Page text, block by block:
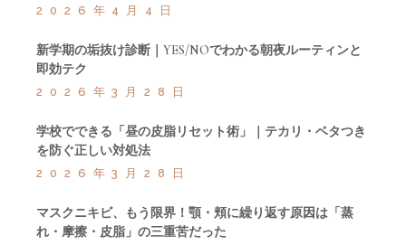
2026年4月4日
新学期の垢抜け診断｜YES/NOでわかる朝夜ルーティンと
即効テク
2026年3月28日
学校でできる「昼の皮脂リセット術」｜テカリ・ベタつき
を防ぐ正しい対処法
2026年3月28日
マスクニキビ、もう限界！顎・頬に繰り返す原因は「蒸
れ・摩擦・皮脂」の三重苦だった